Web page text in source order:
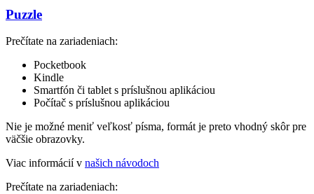
Puzzle
Prečítate na zariadeniach:
Pocketbook
Kindle
Smartfón či tablet s príslušnou aplikáciou
Počítač s príslušnou aplikáciou
Nie je možné meniť veľkosť písma, formát je preto vhodný skôr pre
väčšie obrazovky.
Viac informácií v našich návodoch
Prečítate na zariadeniach: